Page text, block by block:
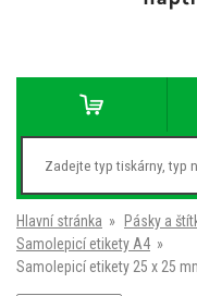
Hlavní stránka » Pásky a
Samolepicí etikety A4 »
Samolepicí etikety 25 x 25